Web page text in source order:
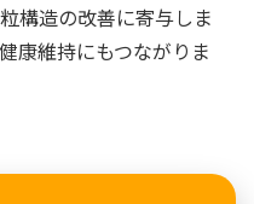
構造の改善に寄与しま
康維持にもつながりま